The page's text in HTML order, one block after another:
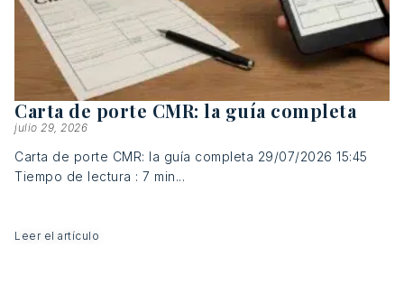
Carta de porte CMR: la guía completa
julio 29, 2026
Carta de porte CMR: la guía completa 29/07/2026 15:45
Tiempo de lectura : 7 min...
Leer el artículo